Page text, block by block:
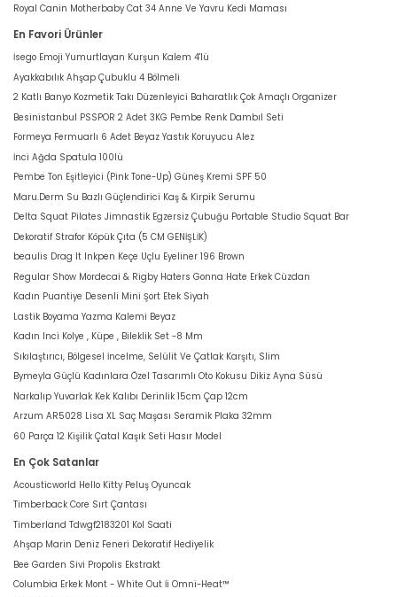
Royal Canin Motherbaby Cat 34 Anne Ve Yavru Kedi Maması
En Favori Ürünler
İsego Emoji Yumurtlayan Kurşun Kalem 4'lü
Ayakkabılık Ahşap Çubuklu 4 Bölmeli
2 Katlı Banyo Kozmetik Takı Düzenleyici Baharatlık Çok Amaçlı Organizer
Besinistanbul PSSPOR 2 Adet 3KG Pembe Renk Dambıl Seti
Formeya Fermuarlı 6 Adet Beyaz Yastık Koruyucu Alez
İnci Ağda Spatula 100lü
Pembe Ton Eşitleyici (Pink Tone-Up) Güneş Kremi SPF 50
Maru.Derm Su Bazlı Güçlendirici Kaş & Kirpik Serumu
Delta Squat Pilates Jimnastik Egzersiz Çubuğu Portable Studio Squat Bar
Dekoratif Strafor Köpük Çıta (5 CM GENİŞLİK)
beaulis Drag It Inkpen Keçe Uçlu Eyeliner 196 Brown
Regular Show Mordecai & Rigby Haters Gonna Hate Erkek Cüzdan
Kadın Puantiye Desenli Mini Şort Etek Siyah
Lastik Boyama Yazma Kalemi Beyaz
Kadın Inci Kolye , Küpe , Bileklik Set -8 Mm
Sıkılaştırıcı, Bölgesel İncelme, Selülit Ve Çatlak Karşıtı, Slim
Bymeyla Güçlü Kadınlara Özel Tasarımlı Oto Kokusu Dikiz Ayna Süsü
Narkalıp Yuvarlak Kek Kalıbı Derinlik 15cm Çap 12cm
Arzum AR5028 Lisa XL Saç Maşası Seramik Plaka 32mm
60 Parça 12 Kişilik Çatal Kaşık Seti Hasır Model
En Çok Satanlar
Acousticworld Hello Kitty Peluş Oyuncak
Timberback Core Sırt Çantası
Timberland Tdwgf2183201 Kol Saati
Ahşap Marin Deniz Feneri Dekoratif Hediyelik
Bee Garden Sivi Propolis Ekstrakt
Columbia Erkek Mont - White Out İi Omni-Heat™